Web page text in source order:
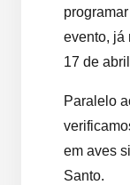
evento, já
17 de
Paralelo
em aves
Santo.